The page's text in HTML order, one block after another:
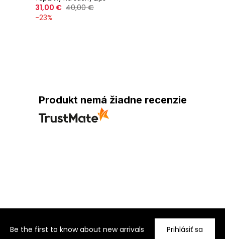
31,00 € 40,00 €
-23%
Produkt nemá žiadne recenzie
Be the first to know about new arrivals Prihlásiť sa